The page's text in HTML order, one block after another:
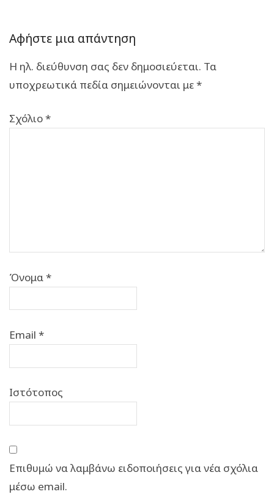
Αφήστε μια απάντηση
Η ηλ. διεύθυνση σας δεν δημοσιεύεται. Τα
υποχρεωτικά πεδία σημειώνονται με*
Σχόλιο*
Όνομα*
Email *
Ιστότοπος
Επιθυμώ να λαμβάνω ειδοποιήσεις για νέα σχόλια
μέσω email.